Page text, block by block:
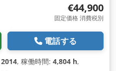
€44,900
固定価格 消費税別
電話する
2014, 稼働時間: 4,804 h,